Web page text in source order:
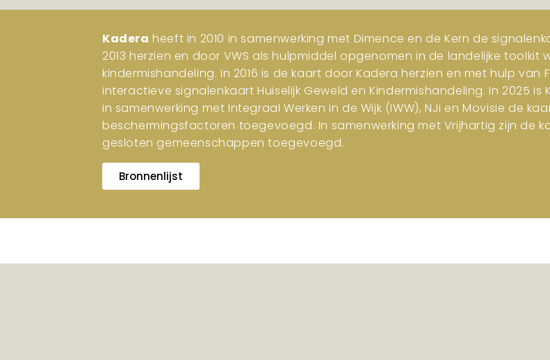
Kadera heeft in 2010 in samenwerking met Dimence en de Kern de
2013 herzien en door VWS als hulpmiddel opgenomen in de landelijke
kindermishandeling. In 2016 is de kaart door Kadera herzien en met hulp van
interactieve signalenkaart Huiselijk Geweld en Kindermishandeling. In 2025
in samenwerking met Integraal Werken in de Wijk (IWW), NJi en Movisie de
beschermingsfactoren toegevoegd. In samenwerking met Vrijhartig zijn de
gesloten gemeenschappen toegevoegd.
Bronnenlijst